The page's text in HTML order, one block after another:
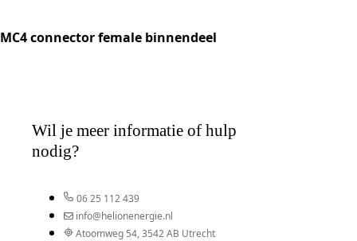
MC4 connector female binnendeel
Wil je meer informatie of hulp
nodig?
06 25 112 439
info@helionenergie.nl
Atoomweg 54, 3542 AB Utrecht